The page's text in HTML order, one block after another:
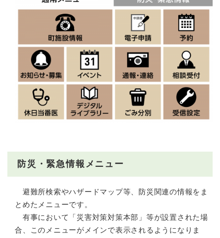
防災・緊急情報メニュー
避難所検索やハザードマップ等、防災関連の情報をま
とめたメニューです。
有事において「災害対策対策本部」等が設置された場
合、このメニューがメインで表示されるようになりま